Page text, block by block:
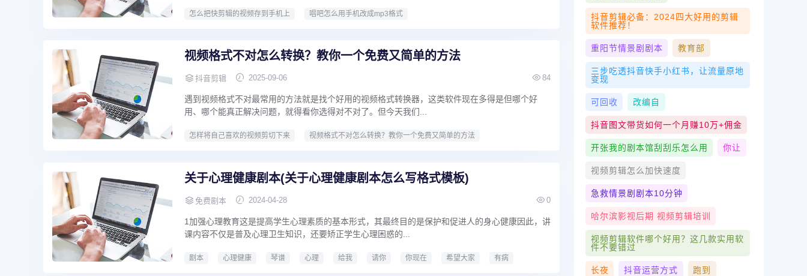
怎么把快剪辑的视频存到手机上 唱吧怎么用手机改成mp3格式
视频格式不对怎么转换？教你一个免费又简单的方法
抖音剪辑 2025-09-06 84
遇到视频格式不对最常用的方法就是找个好用的视频格式转换器，这类软件现在多得是但哪个好
用、哪个能真正解决问题，就得看你选得对不对了。但今天我们...
怎样将自己喜欢的视频剪切下来 视频格式不对怎么转换？教你一个免费又简单的方法
关于心理健康剧本(关于心理健康剧本怎么写格式模板)
免费剧本 2024-04-28 0
1加强心理教育这是提高学生心理素质的基本形式，其最终目的是保护和促进人的身心健康因此，讲
课内容不仅是普及心理卫生知识，还要矫正学生心理困惑的...
剧本 心理健康 琴谱 心理 给我 请你 你现在 希望大家
有病
抖音剪辑必备：2024四大好用的剪辑
软件推荐！
重阳节情景剧剧本 教育部
三步吃透抖音快手小红书，让流量原地
变现
可回收 改编自
抖音图文带货如何一个月赚10万+佣金
开张我的剧本馆刮刮乐怎么用 你让
视频剪辑怎么加快速度
急救情景剧剧本10分钟
哈尔滨影视后期 视频剪辑培训
视频剪辑软件哪个好用？这几款实用软
件不要错过
长夜 抖音运营方式 跑到